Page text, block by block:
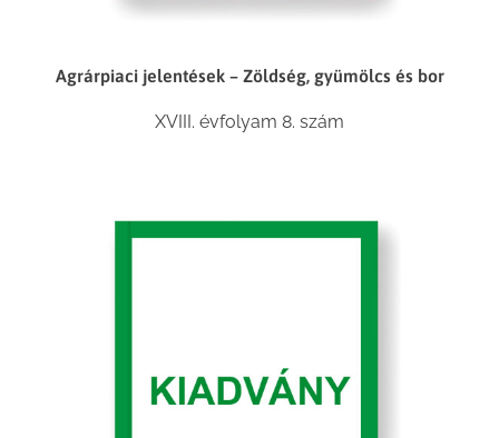
Agrárpiaci jelentések – Zöldség, gyümölcs és bor
XVIII. évfolyam 8. szám